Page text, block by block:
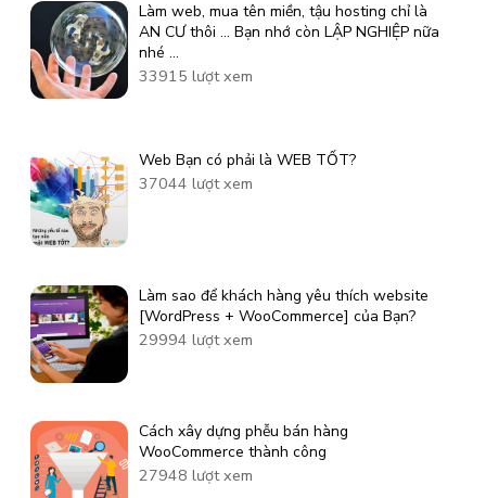
Làm web, mua tên miền, tậu hosting chỉ là
AN CƯ thôi ... Bạn nhớ còn LẬP NGHIỆP nữa
nhé ...
33915 lượt xem
Web Bạn có phải là WEB TỐT?
37044 lượt xem
Làm sao để khách hàng yêu thích website
[WordPress + WooCommerce] của Bạn?
29994 lượt xem
Cách xây dựng phễu bán hàng
WooCommerce thành công
27948 lượt xem